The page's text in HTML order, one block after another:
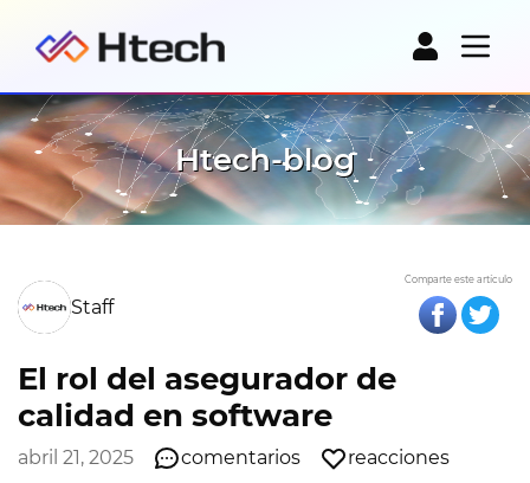
Htech-blog
Staff
Comparte este artículo
El rol del asegurador de
calidad en software
abril 21, 2025 comentarios
reacciones